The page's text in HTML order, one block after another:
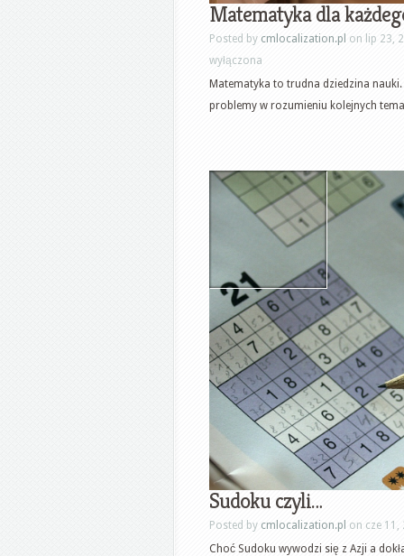
Matematyka dla
Posted by cmlocalization.pl on lip 23,
wyłączona
Matematyka to trudna dziedzina
problemy w rozumieniu kolejnych
Sudoku czyli…
Posted by cmlocalization.pl on cze 11,
Choć Sudoku wywodzi się z Azji a